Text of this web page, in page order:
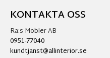
KONTAKTA OSS
Ra:s Möbler AB
0951-77040
kundtjanst@allinterior.se